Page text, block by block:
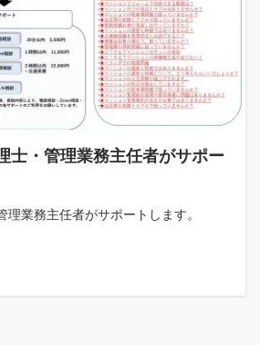
士・管理業務主任者がサポー
理業務主任者がサポートします。